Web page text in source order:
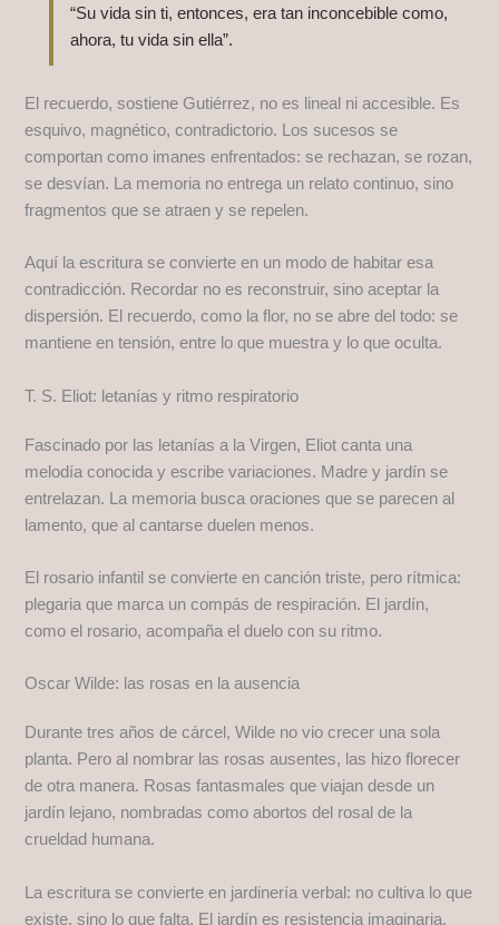
“Su vida sin ti, entonces, era tan inconcebible como,
ahora, tu vida sin ella”.
El recuerdo, sostiene Gutiérrez, no es lineal ni accesible. Es
esquivo, magnético, contradictorio. Los sucesos se
comportan como imanes enfrentados: se rechazan, se rozan,
se desvían. La memoria no entrega un relato continuo, sino
fragmentos que se atraen y se repelen.
Aquí la escritura se convierte en un modo de habitar esa
contradicción. Recordar no es reconstruir, sino aceptar la
dispersión. El recuerdo, como la flor, no se abre del todo: se
mantiene en tensión, entre lo que muestra y lo que oculta.
T. S. Eliot: letanías y ritmo respiratorio
Fascinado por las letanías a la Virgen, Eliot canta una
melodía conocida y escribe variaciones. Madre y jardín se
entrelazan. La memoria busca oraciones que se parecen al
lamento, que al cantarse duelen menos.
El rosario infantil se convierte en canción triste, pero rítmica:
plegaria que marca un compás de respiración. El jardín,
como el rosario, acompaña el duelo con su ritmo.
Oscar Wilde: las rosas en la ausencia
Durante tres años de cárcel, Wilde no vio crecer una sola
planta. Pero al nombrar las rosas ausentes, las hizo florecer
de otra manera. Rosas fantasmales que viajan desde un
jardín lejano, nombradas como abortos del rosal de la
crueldad humana.
La escritura se convierte en jardinería verbal: no cultiva lo que
existe, sino lo que falta. El jardín es resistencia imaginaria.